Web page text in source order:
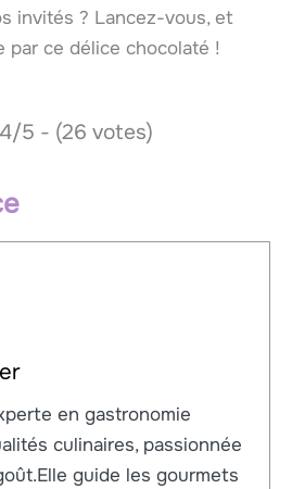
invités ? Lancez-vous, et
par ce délice chocolaté !
4/5 - (26 votes)
en gastronomie
culinaires, passionnée
guide les gourmets